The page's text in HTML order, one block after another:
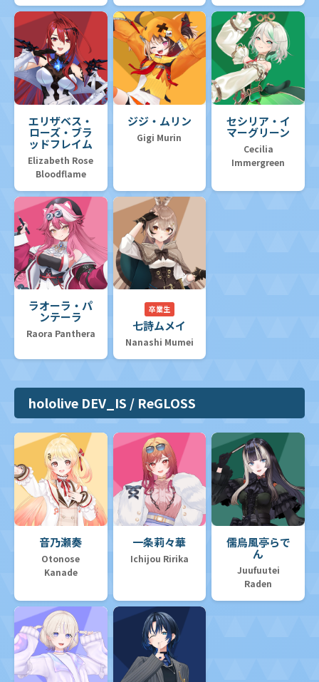
エリザベス・
ローズ・ブラ
ッドフレイム
Elizabeth Rose
Bloodflame
ジジ・ムリン
Gigi Murin
セシリア・イ
マーグリーン
Cecilia
Immergreen
ラオーラ・パ
ンテーラ
Raora Panthera
卒業生
七詩ムメイ
Nanashi Mumei
hololive DEV_IS / ReGLOSS
音乃瀬奏
Otonose
Kanade
一条莉々華
Ichijou Ririka
儒烏風亭らで
ん
Juufuutei
Raden